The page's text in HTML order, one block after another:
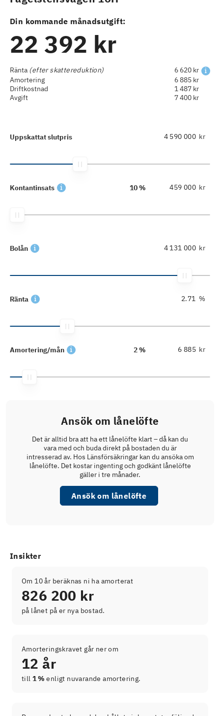
Din kommande månadsutgift:
22 392 kr
Ränta (efter skattereduktion)
6 620 kr
Amortering
6 885 kr
Driftkostnad
1 487 kr
Avgift
7 400 kr
Uppskattat slutpris kr
Kontantinsats 10 % kr
Bolån kr
Ränta %
Amortering/mån 2 % kr
Ansök om lånelöfte
Det är alltid bra att ha ett lånelöfte klart – då kan du
vara med och buda direkt på bostaden du är
intresserad av. Hos Länsförsäkringar kan du ansöka om
lånelöfte. Det kostar ingenting och godkänt lånelöfte
gäller i tre månader.
Ansök om lånelöfte
Insikter
Om 10 år beräknas ni ha amorterat
826 200 kr
på lånet på er nya bostad.
Amorteringskravet går ner om
12 år
till 1 % enligt nuvarande amortering.